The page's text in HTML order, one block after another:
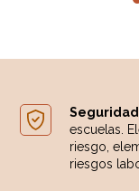
Seguridad
escuelas.
riesgo,
riesgos